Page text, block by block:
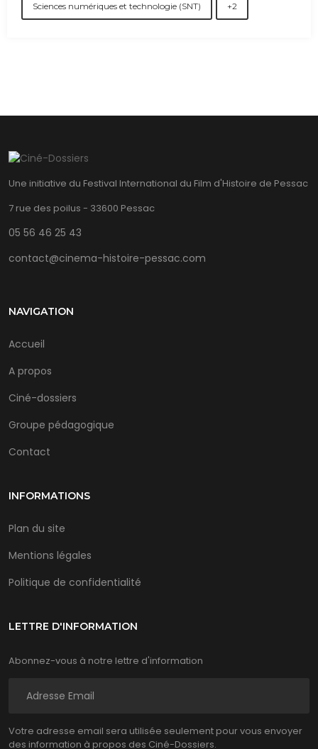
Sciences numériques et technologie (SNT) +2
Une initiative du Festival International du Film d'Histoire de Pessac
7 rue des poilus - 33600 Pessac
05 56 46 25 43
contact@cinema-histoire-pessac.com
NAVIGATION
Accueil
A propos
Ciné-dossiers
Groupe pédagogique
Contact
INFORMATIONS
Plan du site
Mentions légales
Politique de confidentialité
LETTRE D'INFORMATION
Abonnez-vous à notre lettre d'information
Votre adresse email sera utilisée seulement pour vous envoyer
des information à propos des Ciné-Dossiers.